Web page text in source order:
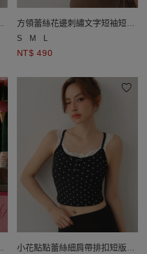
方領蕾絲花邊刺繡文字短袖短版
羅紋上衣
S M L
NT$ 490
小花點點蕾絲細肩帶排扣短版